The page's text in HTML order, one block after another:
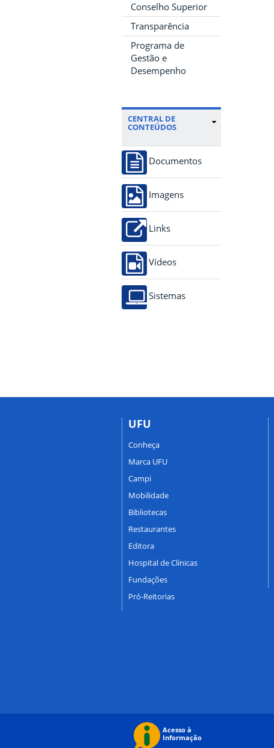
Conselho Superior
Transparência
Programa de
Gestão e
Desempenho
CENTRAL DE
CONTEÚDOS
Documentos
Imagens
Links
Vídeos
Sistemas
UFU
Conheça
Marca UFU
Campi
Mobilidade
Bibliotecas
Restaurantes
Editora
Hospital de Clínicas
Fundações
Pró-Reitorias